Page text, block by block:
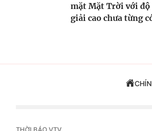
mặt Mặt Trời với độ
giải cao chưa từng